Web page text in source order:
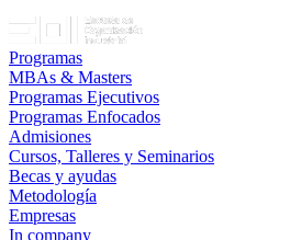
Programas
MBAs & Masters
Programas Ejecutivos
Programas Enfocados
Admisiones
Cursos, Talleres y Seminarios
Becas y ayudas
Metodología
Empresas
In company